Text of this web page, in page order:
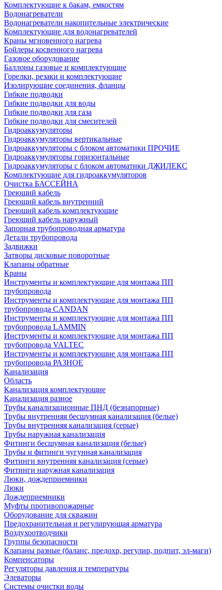
Комплектующие к бакам, емкостям
Водонагреватели
Водонагреватели накопительные электрические
Комплектующие для водонагревателей
Краны мгновенного нагрева
Бойлеры косвенного нагрева
Газовое оборудование
Баллоны газовые и комплектующие
Горелки, резаки и комплектующие
Изолирующие соединения, фланцы
Гибкие подводки
Гибкие подводки для воды
Гибкие подводки для газа
Гибкие подводки для смесителей
Гидроаккумуляторы
Гидроаккумуляторы вертикальные
Гидроаккумуляторы с блоком автоматики ПРОЧИЕ
Гидроаккумуляторы горизонтальные
Гидроаккумуляторы с блоком автоматики ДЖИЛЕКС
Комплектующие для гидроаккумуляторов
Очистка БАССЕЙНА
Греющий кабель
Греющий кабель внутренний
Греющий кабель комплектующие
Греющий кабель наружный
Запорная трубопроводная арматура
Детали трубопровода
Задвижки
Затворы дисковые поворотные
Клапаны обратные
Краны
Инструменты и комплектующие для монтажа ПП
трубопровода
Инструменты и комплектующие для монтажа ПП
трубопровода CANDAN
Инструменты и комплектующие для монтажа ПП
трубопровода LAMMIN
Инструменты и комплектующие для монтажа ПП
трубопровода VALTEC
Инструменты и комплектующие для монтажа ПП
трубопровода РАЗНОЕ
Канализация
Область
Канализация комплектующие
Канализация разное
Трубы канализационные ПНД (безнапорные)
Трубы внутренняя бесшумная канализация (белые)
Трубы внутренняя канализация (серые)
Трубы наружная канализация
Фитинги бесшумная канализация (белые)
Трубы и фитинги чугунная канализация
Фитинги внутренняя канализация (серые)
Фитинги наружная канализация
Люки, дождеприемники
Люки
Дождеприемники
Муфты противопожарные
Оборудование для скважин
Предохранительная и регулирующая арматура
Воздухоотводчики
Группы безопасности
Клапаны разные (баланс, предохр, регулир, подпит, эл-магн)
Компенсаторы
Регуляторы давления и температуры
Элеваторы
Системы очистки воды